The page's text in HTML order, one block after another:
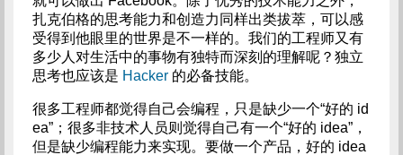
扎克伯格的思考能力和创造力同样出类拔萃，可以感
受得到他眼里的世界是不一样的。我们的工程师又有
多少人对生活中的事物有独特而深刻的理解呢？独立
思考也应该是 Hacker的必备技能。
很多工程师都觉得自己会编程，只是缺少一个“好的 id
ea”；很多非技术人员则觉得自己有一个“好的 idea”，
但是缺少编程能力来实现。要做一个产品，好的 idea